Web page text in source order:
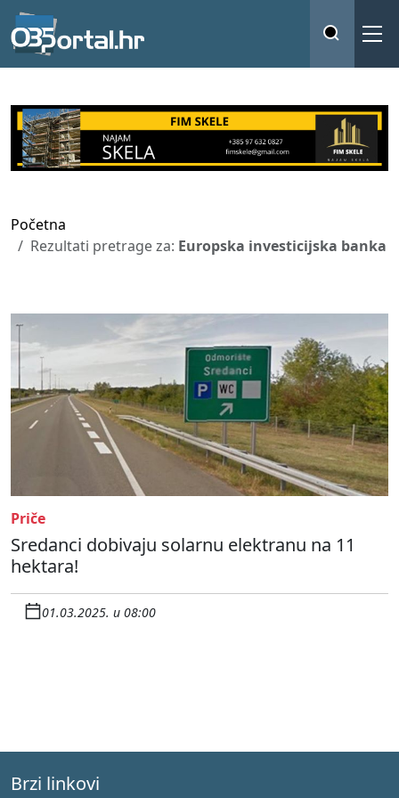
Početna
Rezultati pretrage za: Europska investicijska banka
Priče
Sredanci dobivaju solarnu elektranu na 11
hektara!
01.03.2025. u 08:00
Brzi linkovi